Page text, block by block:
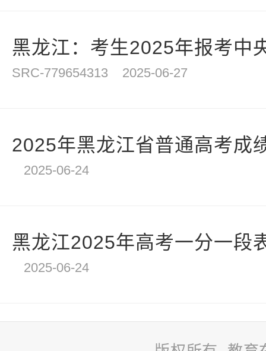
黑龙江：考生2025年报考中
SRC-779654313 2025-06-27
2025年黑龙江省普通高考成
2025-06-24
黑龙江2025年高考一分一段
2025-06-24